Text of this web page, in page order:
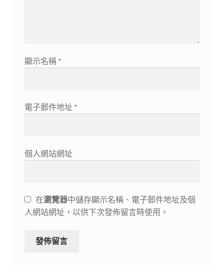
顯示名稱 *
電子郵件地址 *
個人網站網址
在瀏覽器中儲存顯示名稱、電子郵件地址及個
人網站網址，以供下次發佈留言時使用。